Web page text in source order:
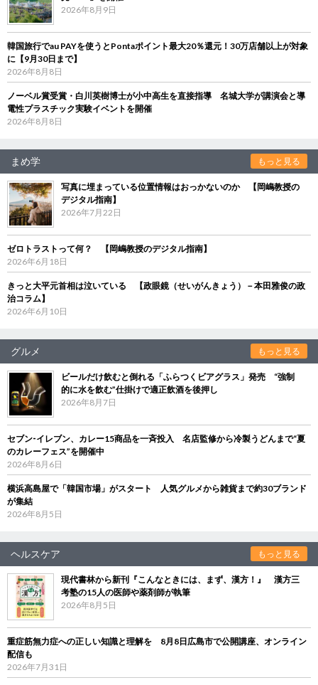
2026年8月9日
韓国旅行でau PAYを使うとPontaポイント最大20％還元！30万店舗以上が対象
に【9月30日まで】
2026年8月8日
ノーベル賞受賞・白川英樹博士が小中高生を直接指導 名城大学が講演会と導
電性プラスチック実験イベントを開催
2026年8月8日
まめ学 もっと見る
写真に埋まっている位置情報はおっかないのか 【岡嶋教授の
デジタル指南】
2026年7月22日
ゼロトラストって何？ 【岡嶋教授のデジタル指南】
2026年6月18日
きっと大平元首相は泣いている 【政眼鏡（せいがんきょう）－本田雅俊の政
治コラム】
2026年6月10日
グルメ もっと見る
ビールだけ飲むと倒れる「ふらつくビアグラス」発売 “強制
的に水を飲む”仕掛けで適正飲酒を後押し
2026年8月7日
セブン‐イレブン、カレー15商品を一斉投入 名店監修から冷製うどんまで“夏
のカレーフェス”を開催中
2026年8月6日
横浜高島屋で「韓国市場」がスタート 人気グルメから雑貨まで約30ブランド
が集結
2026年8月5日
ヘルスケア もっと見る
現代書林から新刊『こんなときには、まず、漢方！』 漢方三
考塾の15人の医師や薬剤師が執筆
2026年8月5日
重症筋無力症への正しい知識と理解を 8月8日広島市で公開講座、オンライン
配信も
2026年7月31日